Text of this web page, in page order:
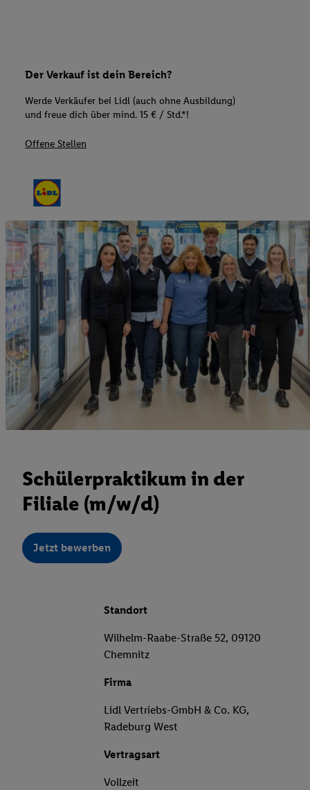
Der Verkauf ist dein Bereich?
Werde Verkäufer bei Lidl (auch ohne Ausbildung)
und freue dich über mind. 15 € / Std.*!
Offene Stellen
Schülerpraktikum in der
Filiale (m/w/d)
Jetzt bewerben
Standort
Wilhelm-Raabe-Straße 52, 09120
Chemnitz
Firma
Lidl Vertriebs-GmbH & Co. KG,
Radeburg West
Vertragsart
Vollzeit